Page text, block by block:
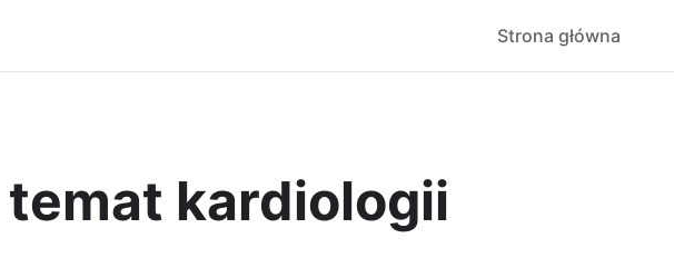
Strona główna
kardiologii